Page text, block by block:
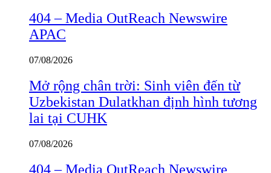
404 – Media OutReach Newswire
APAC
07/08/2026
Mở rộng chân trời: Sinh viên đến từ
Uzbekistan Dulatkhan định hình tương
lai tại CUHK
07/08/2026
404 – Media OutReach Newswire